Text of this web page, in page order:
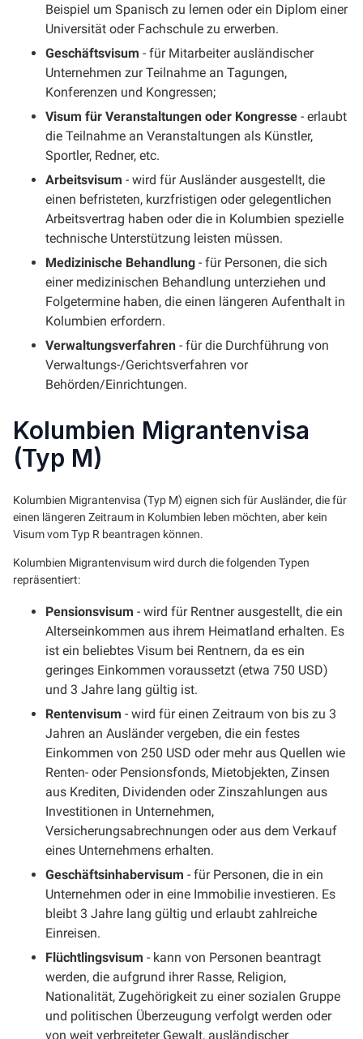
Beispiel um Spanisch zu lernen oder ein Diplom einer
Universität oder Fachschule zu erwerben.
Geschäftsvisum - für Mitarbeiter ausländischer
Unternehmen zur Teilnahme an Tagungen,
Konferenzen und Kongressen;
Visum für Veranstaltungen oder Kongresse - erlaubt
die Teilnahme an Veranstaltungen als Künstler,
Sportler, Redner, etc.
Arbeitsvisum - wird für Ausländer ausgestellt, die
einen befristeten, kurzfristigen oder gelegentlichen
Arbeitsvertrag haben oder die in Kolumbien spezielle
technische Unterstützung leisten müssen.
Medizinische Behandlung - für Personen, die sich
einer medizinischen Behandlung unterziehen und
Folgetermine haben, die einen längeren Aufenthalt in
Kolumbien erfordern.
Verwaltungsverfahren - für die Durchführung von
Verwaltungs-/Gerichtsverfahren vor
Behörden/Einrichtungen.
Kolumbien Migrantenvisa
(Typ M)
Kolumbien Migrantenvisa (Typ M) eignen sich für Ausländer, die für
einen längeren Zeitraum in Kolumbien leben möchten, aber kein
Visum vom Typ R beantragen können.
Kolumbien Migrantenvisum wird durch die folgenden Typen
repräsentiert:
Pensionsvisum - wird für Rentner ausgestellt, die ein
Alterseinkommen aus ihrem Heimatland erhalten. Es
ist ein beliebtes Visum bei Rentnern, da es ein
geringes Einkommen voraussetzt (etwa 750 USD)
und 3 Jahre lang gültig ist.
Rentenvisum - wird für einen Zeitraum von bis zu 3
Jahren an Ausländer vergeben, die ein festes
Einkommen von 250 USD oder mehr aus Quellen wie
Renten- oder Pensionsfonds, Mietobjekten, Zinsen
aus Krediten, Dividenden oder Zinszahlungen aus
Investitionen in Unternehmen,
Versicherungsabrechnungen oder aus dem Verkauf
eines Unternehmens erhalten.
Geschäftsinhabervisum - für Personen, die in ein
Unternehmen oder in eine Immobilie investieren. Es
bleibt 3 Jahre lang gültig und erlaubt zahlreiche
Einreisen.
Flüchtlingsvisum - kann von Personen beantragt
werden, die aufgrund ihrer Rasse, Religion,
Nationalität, Zugehörigkeit zu einer sozialen Gruppe
und politischen Überzeugung verfolgt werden oder
von weit verbreiteter Gewalt, ausländischer